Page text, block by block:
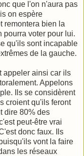
que l'on n'aura pas
on espère
remontera bien la
pourra voter pour lui.
qu'ils sont incapable
de la gauche.
appeler ainsi car ils
Appelons
Ils se considèrent
croient qu'ils feront
dire 80% des
peut-être vrai
donc faux. Ils
vont la faire
les réseaux